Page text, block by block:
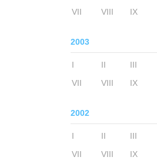
VII
VIII IX
2003
I II III
VII
VIII IX
2002
I II III
VII
VIII IX